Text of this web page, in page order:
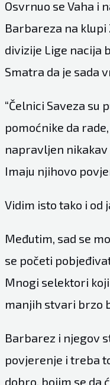
Osvrnuo se Vaha i
Barbareza na klupi
divizije Lige nacija
Smatra da je sada
“Čelnici Saveza su
pomoćnike da
napravljen
Imaju njihovo
Vidim isto tako i
Međutim, sad se
se početi
Mnogi selektori
manjih stvari brzo
Barbarez i njegov
povjerenje i treba
dobro, bojim se da